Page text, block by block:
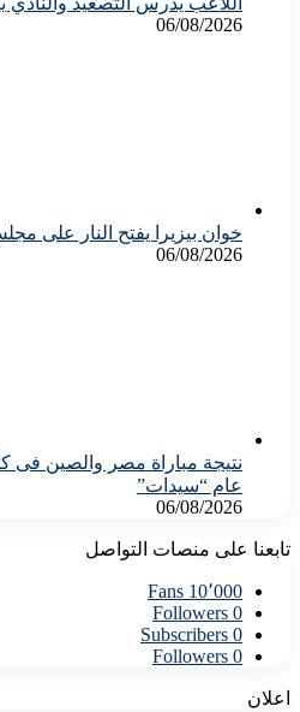
06/08/2026
خوان بيزيرا يفتح النار على
06/08/2026
عام “سيدات”
06/08/2026
تابعنا على منصات التواصل
10٬000 Fans
0
Followers
0
Subscribers
0
Followers
اعلان